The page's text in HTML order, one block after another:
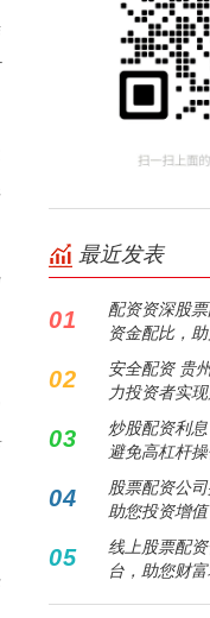
最近发表
01
配资资深股
资金配比，
02
安全配资 贵
力投资者实
03
炒股配资利
避免高杠杆
04
股票配资公
助您投资增值
05
线上股票配
台，助您财富